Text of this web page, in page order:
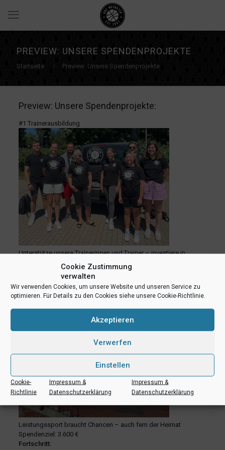
Cookie Zustimmung
verwalten
Wir verwenden Cookies, um unsere Website und unseren Service zu
optimieren. Für Details zu den Cookies siehe unsere Cookie-Richtlinie.
Akzeptieren
Verwerfen
Einstellen
Cookie-
Richtlinie
Impressum &
Datenschutzerklärung
Impressum &
Datenschutzerklärung
PREVIEW: UNSERE SPENDENPROJEKTE
Startseite Preview: Unsere Spendenprojekte
Preview: Unsere Spendenprojekte:
#1 Trainerausbildung
Unterstütze unsere Trainerinnen und Trainer – investiere in
Spendenziel: 2.000 € –
Leistungssport braucht Chancen – auch fern der Heimat
Spendenziel: 3.600 €
Fortschritt: